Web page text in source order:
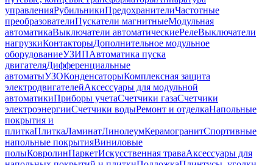
управленияРубильникиПредохранителиЧастотные
преобразователиПускатели магнитныеМодульная
автоматикаВыключатели автоматическиеРелеВыключатели
нагрузкиКонтакторыДополнительное модульное
оборудованиеУЗИПАвтоматика пуска
двигателяДифференциальные
автоматыУЗОКонденсаторыКомплексная защита
электродвигателейАксессуары для модульной
автоматикиПриборы учетаСчетчики газаСчетчики
электроэнергииСчетчики водыРемонт и отделкаНапольные
покрытия и
плиткаПлиткаЛаминатЛинолеумКерамогранитСпортивные
напольные покрытияВиниловые
полыКовролинПаркетИскусственная траваАксессуары для